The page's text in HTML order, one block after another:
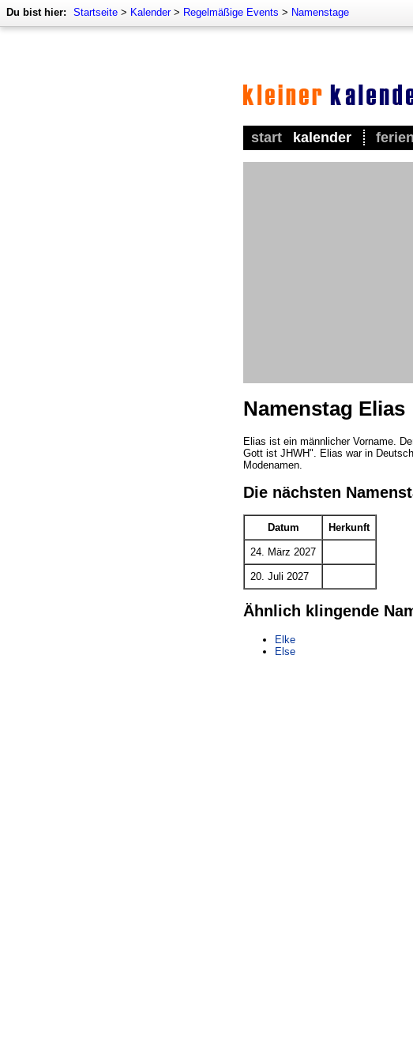
Du bist hier: Startseite > Kalender> Regelmäßige Events > Namenstage
start kalender ferien
Namenstag Elias
Elias ist ein männlicher Vorname.
Gott ist JHWH". Elias war in
Modenamen.
Die nächsten
Datum Herkunft
24. März 2027
20. Juli 2027
Ähnlich klingende
Elke
Else